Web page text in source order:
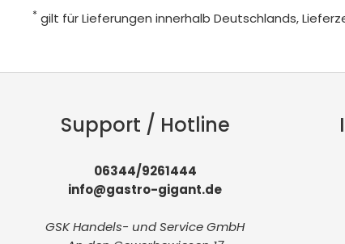
* gilt für Lieferungen innerhalb Deutschlands,
Support / Hotline
06344/9261444
info@gastro-gigant.de
GSK Handels- und Service GmbH